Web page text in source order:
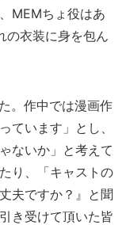
MEMちょ役はあ
の衣装に身を包ん
。作中では漫画作
ています」とし、
ないか」と考えて
り、「キャストの
夫ですか？』と聞
き受けて頂いた皆